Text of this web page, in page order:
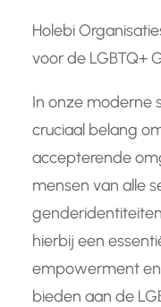
Holebi
voor de LGBTQ+
In onze moderne
cruciaal belang
accepterende
mensen van alle
hierbij een
empowerment
bieden aan de